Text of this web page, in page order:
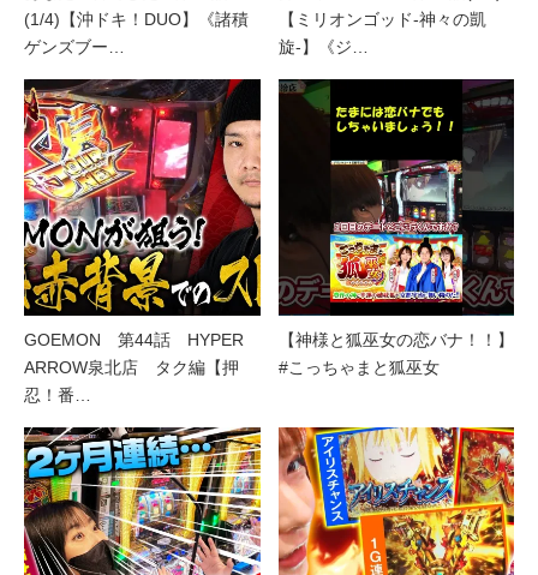
(1/4)【沖ドキ！DUO】《諸積
ゲンズブー…
【ミリオンゴッド‐神々の凱
旋‐】《ジ…
GOEMON 第44話 HYPER
ARROW泉北店 タク編【押
忍！番…
【神様と狐巫女の恋バナ！！】
#こっちゃまと狐巫女